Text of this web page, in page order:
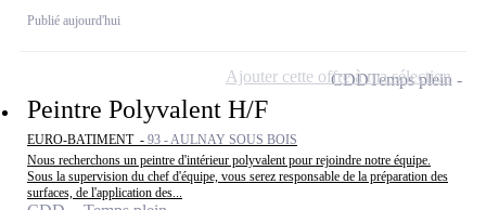
Publié aujourd'hui
Peintre Polyvalent H/F
EURO-BATIMENT - 93 - AULNAY SOUS BOIS
Nous recherchons un peintre d'intérieur polyvalent pour rejoindre notre équipe.
Sous la supervision du chef d'équipe, vous serez responsable de la préparation des
surfaces, de l'application des...
CDDTemps plein
Ajouter cette offre à ma sélection